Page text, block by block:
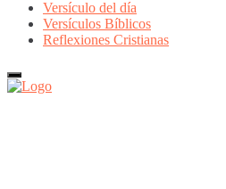
Versículo del día
Versículos Bíblicos
Reflexiones Cristianas